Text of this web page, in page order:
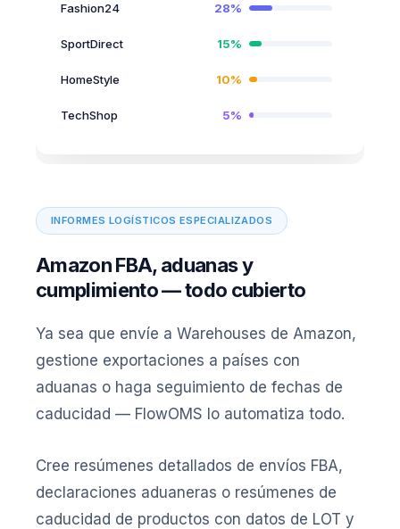
INFORMES LOGÍSTICOS ESPECIALIZADOS
Amazon FBA, aduanas y
cumplimiento — todo cubierto
Ya sea que envíe a Warehouses de Amazon,
gestione exportaciones a países con
aduanas o haga seguimiento de fechas de
caducidad — FlowOMS lo automatiza todo.
Cree resúmenes detallados de envíos FBA,
declaraciones aduaneras o resúmenes de
caducidad de productos con datos de LOT y
Fashion24 28%
SportDirect 15%
HomeStyle 10%
TechShop 5%